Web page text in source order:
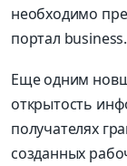
необходимо
портал
Еще одним
открытость
получателях
созданных